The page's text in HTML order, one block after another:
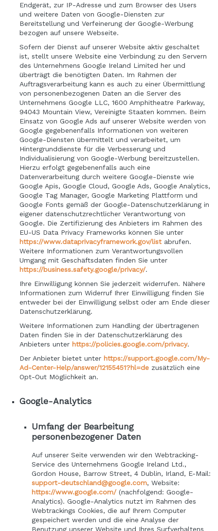
Endgerät, zur IP-Adresse und zum Browser des Users
und weitere Daten von Google-Diensten zur
Bereitstellung und Verfeinerung der Google-Werbung
bezogen auf unsere Webseite.
Sofern der Dienst auf unserer Website aktiv geschaltet
ist, stellt unsere Website eine Verbindung zu den Servern
des Unternehmens Google Ireland Limited her und
überträgt die benötigten Daten. Im Rahmen der
Auftragsverarbeitung kann es auch zu einer Übermittlung
von personenbezogenen Daten an die Server des
Unternehmens Google LLC, 1600 Amphitheatre Parkway,
94043 Mountain View, Vereinigte Staaten kommen. Beim
Einsatz von Google Ads auf unserer Website werden von
Google gegebenenfalls Informationen von weiteren
Google-Diensten übermittelt und verarbeitet, um
Hintergrunddienste für die Verbesserung und
Individualisierung von Google-Werbung bereitzustellen.
Hierzu erfolgt gegebenenfalls auch eine
Datenverarbeitung durch weitere Google-Dienste wie
Google Apis, Google Cloud, Google Ads, Google Analytics,
Google Tag Manager, Google Marketing Plattform und
Google Fonts gemäß der Google-Datenschutzerklärung in
eigener datenschutzrechtlicher Verantwortung von
Google. Die Zertifizierung des Anbieters im Rahmen des
EU-US Data Privacy Frameworks können Sie unter
https://www.dataprivacyframework.gov/list abrufen.
Weitere Informationen zum Verantwortungsvollen
Umgang mit Geschäftsdaten finden Sie unter
https://business.safety.google/privacy/.
Ihre Einwilligung können Sie jederzeit widerrufen. Nähere
Informationen zum Widerruf Ihrer Einwilligung finden Sie
entweder bei der Einwilligung selbst oder am Ende dieser
Datenschutzerklärung.
Weitere Informationen zum Handling der übertragenen
Daten finden Sie in der Datenschutzerklärung des
Anbieters unter https://policies.google.com/privacy.
Der Anbieter bietet unter https://support.google.com/My-
Ad-Center-Help/answer/12155451?hl=de zusätzlich eine
Opt-Out Möglichkeit an.
Google-Analytics
Umfang der Bearbeitung
personenbezogener Daten
Auf unserer Seite verwenden wir den Webtracking-
Service des Unternehmens Google Ireland Ltd.,
Gordon House, Barrow Street, 4 Dublin, Irland, E-Mail:
support-deutschland@google.com, Website:
https://www.google.com/(nachfolgend: Google-
Analytics). Google-Analytics nutzt im Rahmen des
Webtrackings Cookies, die auf Ihrem Computer
gespeichert werden und die eine Analyse der
Benutzung unserer Website und Ihres Surfverhaltens